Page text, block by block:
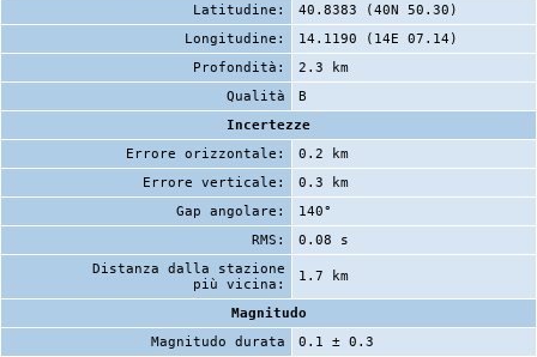
Latitudine:
40.8383 (40N 50.30)
Longitudine:
14.1190 (14E 07.14)
Profondità:
2.3 km
Qualità
B
Incertezze
Errore orizzontale:
0.2 km
Errore verticale:
0.3 km
Gap angolare:
140°
RMS:
0.08 s
Distanza dalla stazione
più vicina:
1.7 km
Magnitudo
Magnitudo durata
0.1 ± 0.3